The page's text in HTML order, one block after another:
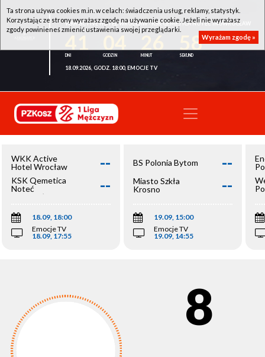
WKK ACTIVE HOTEL WROCŁAW - KSK QEMETICA NOTEĆ INOWROCŁAW
58
18.09.2026, GODZ. 18:00, EMOCJE TV
WKK Active
Hotel Wrocław
--
KSK Qemetica
Noteć
Inowrocław
--
18.09, 18:00
Emocje TV
18.09, 17:55
BS Polonia Bytom --
Miasto Szkła
Krosno
--
19.09, 15:00
Emocje TV
19.09, 14:55
8
Ta strona używa cookies m.in. w celach: świadczenia usług, reklamy, statystyk.
Korzystając ze strony wyrażasz zgodę na używanie cookie. Jeżeli nie wyrażasz
zgody powinieneś zmienić ustawienia swojej przeglądarki.
Wyrażam zgodę »